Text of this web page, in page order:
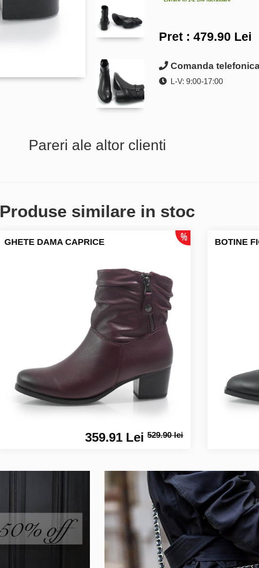
Pret : 479.90 Lei
Comanda
L-V: 9:00-17:00
Pareri ale altor clienti
Produse similare in stoc
GHETE DAMA CAPRICE
359.91 Lei529.90 lei
BOTINE